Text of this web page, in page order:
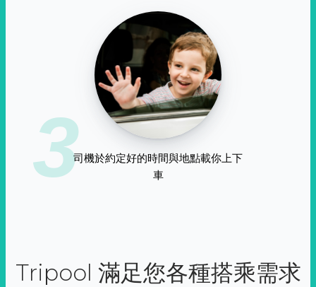
3司機於約定好的時間與地點載你上下
車
Tripool 滿足您各種搭乘需求